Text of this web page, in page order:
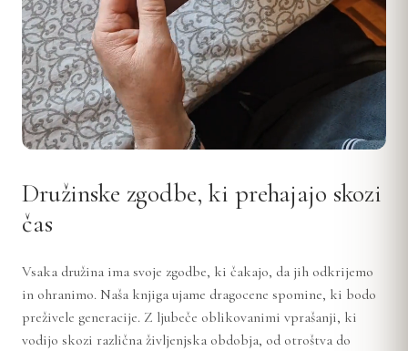
Družinske zgodbe, ki prehajajo skozi
čas
Vsaka družina ima svoje zgodbe, ki čakajo, da jih odkrijemo
in ohranimo. Naša knjiga ujame dragocene spomine, ki bodo
preživele generacije. Z ljubeče oblikovanimi vprašanji, ki
vodijo skozi različna življenjska obdobja, od otroštva do